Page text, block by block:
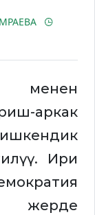
менен
аркак
Ири
жерде